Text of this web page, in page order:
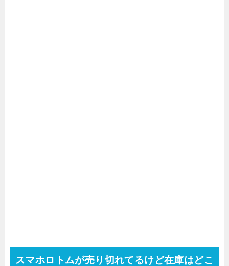
スマホロトムが売り切れてるけど在庫はどこ